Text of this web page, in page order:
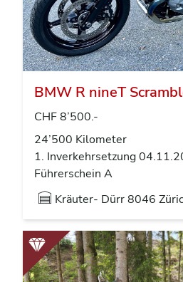
BMW R nineT
CHF 8’500.-
24’500 Kilometer
1. Inverkehrsetzung
Führerschein A
Kräuter- Dürr8046